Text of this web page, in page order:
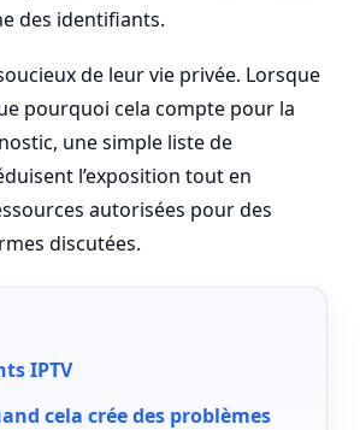
des identifiants.
de leur vie privée. Lorsque
pourquoi cela compte pour la
une simple liste de
l’exposition tout en
autorisées pour des
discutées.
IPTV
cela crée des problèmes